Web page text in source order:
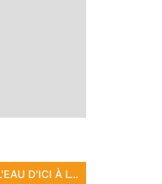
''DE L'EAU D'ICI À L'EAU DE LÀ'' : EXPOSITION "SANCTUAIRE"